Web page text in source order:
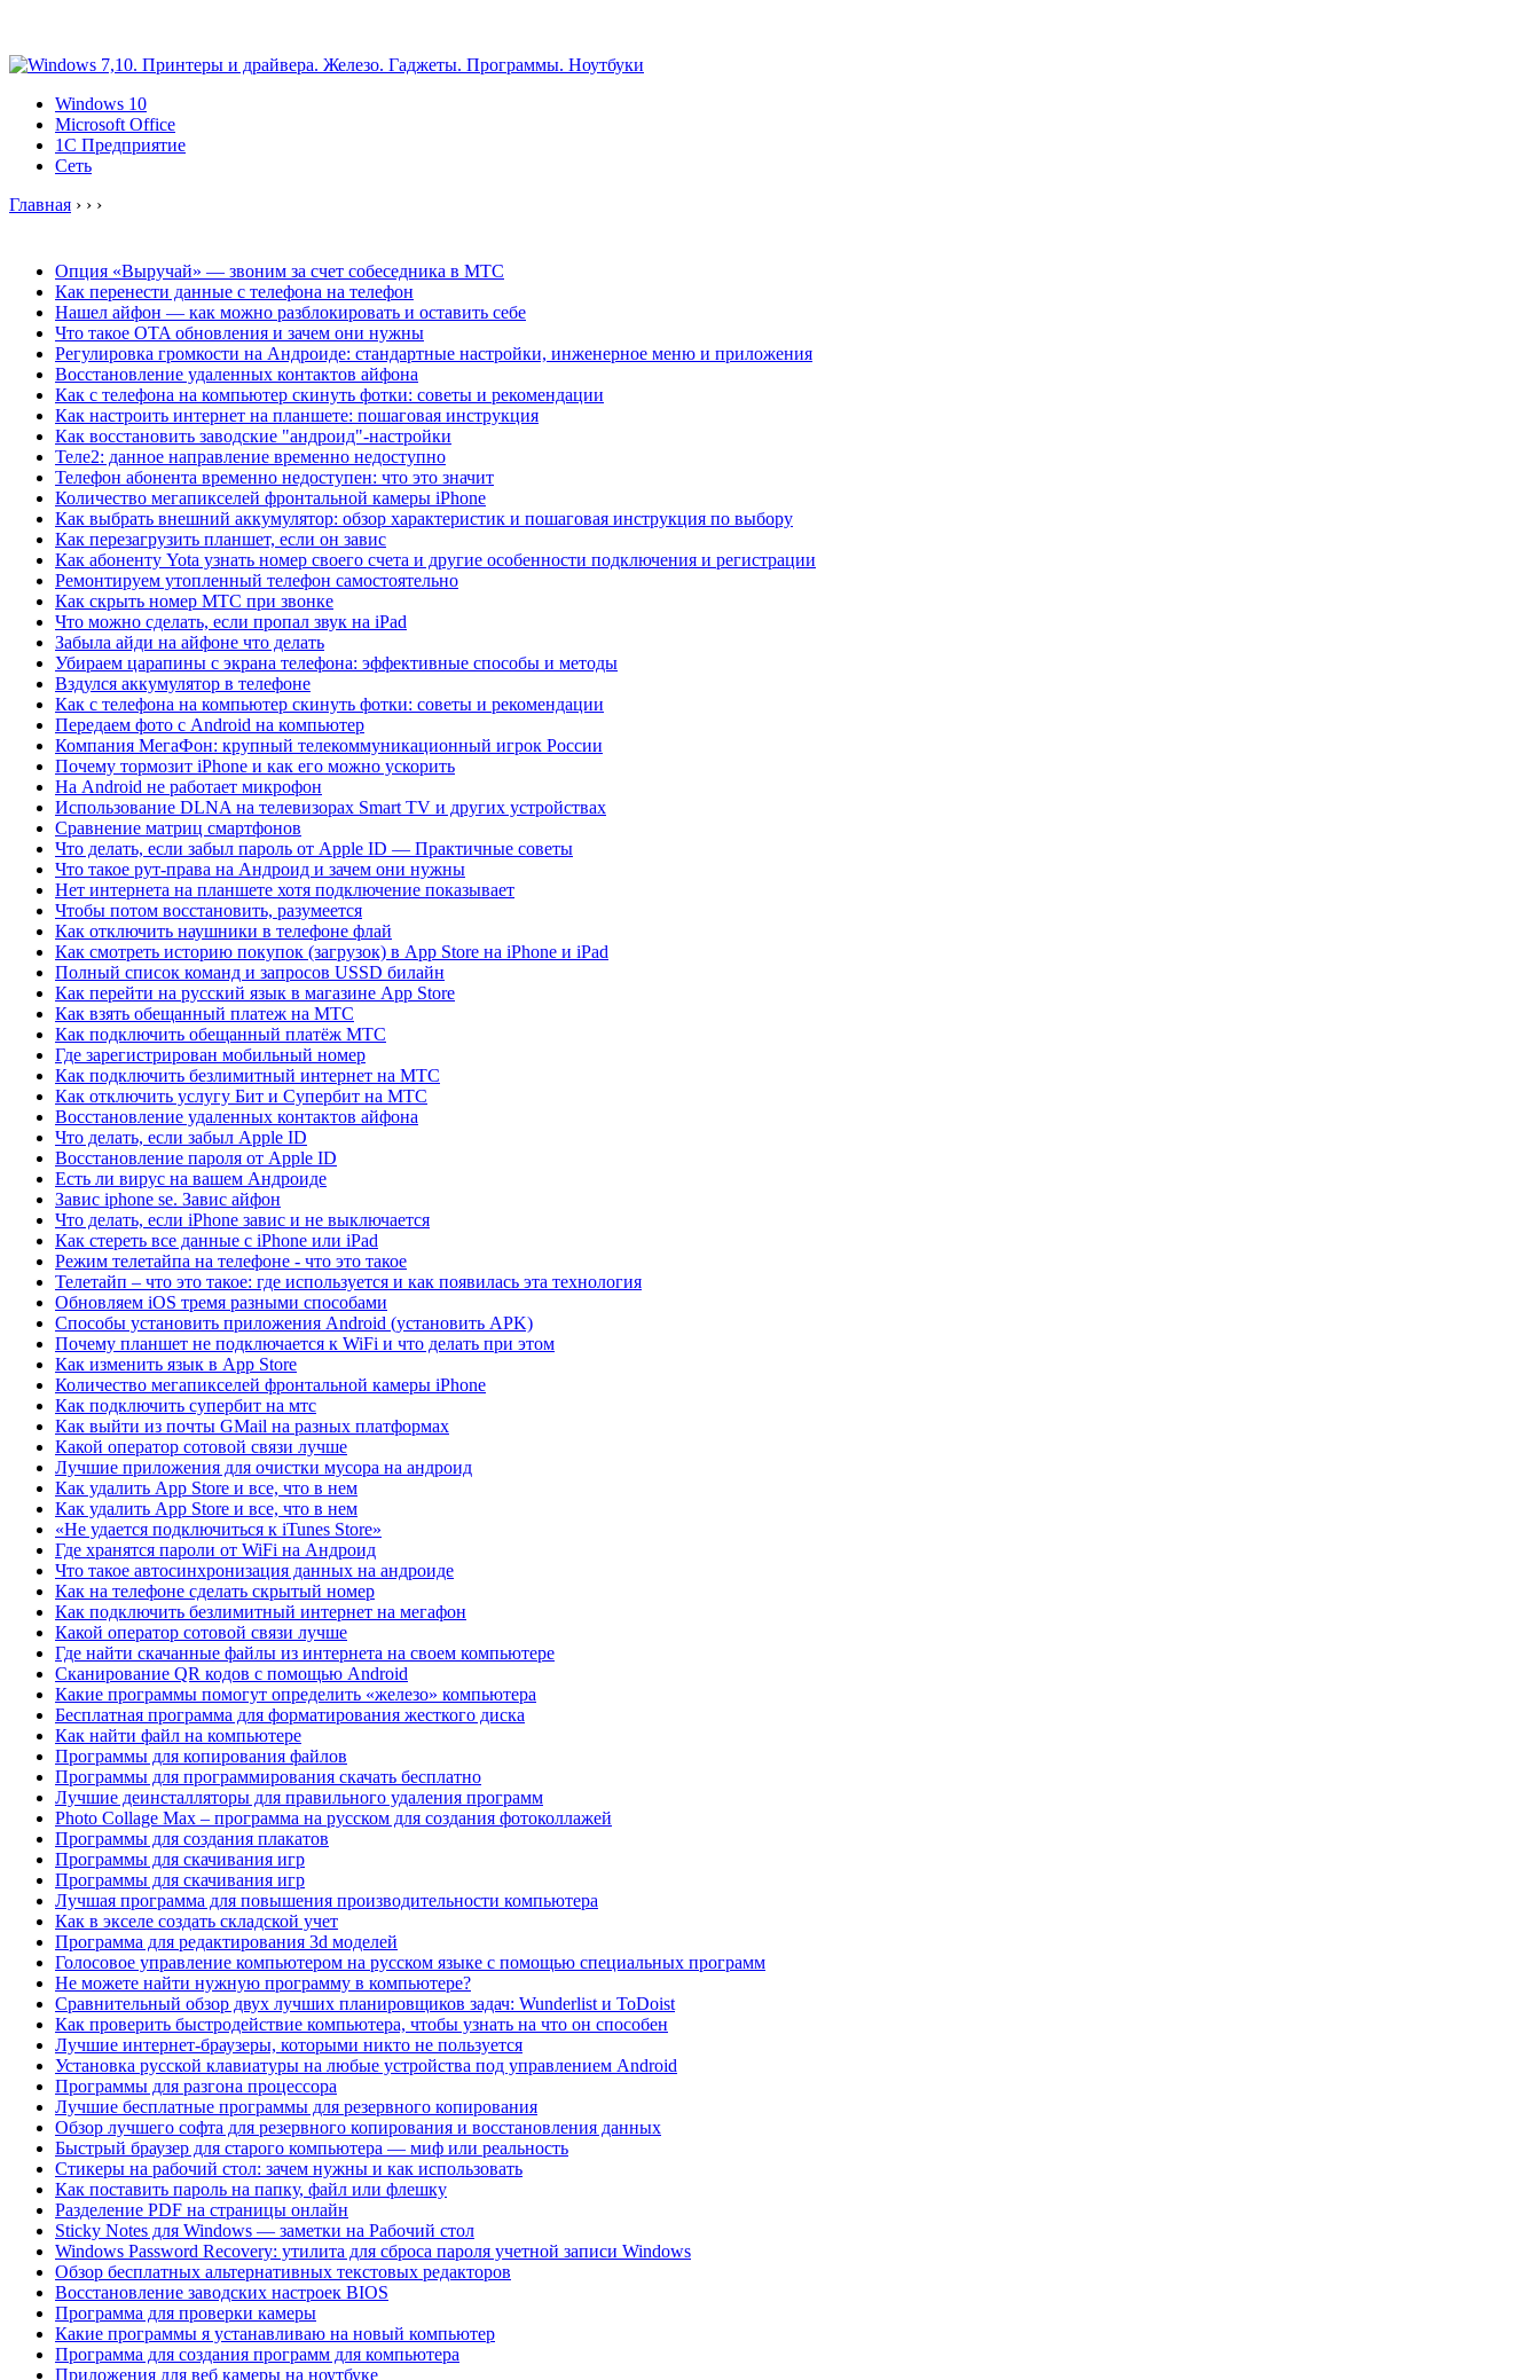
Windows 10
Microsoft Office
1C Предприятие
Сеть
Главная › › ›
Опция «Выручай» — звоним за счет собеседника в МТС
Как перенести данные с телефона на телефон
Нашел айфон — как можно разблокировать и оставить себе
Что такое OTA обновления и зачем они нужны
Регулировка громкости на Андроиде: стандартные настройки, инженерное меню и приложения
Восстановление удаленных контактов айфона
Как с телефона на компьютер скинуть фотки: советы и рекомендации
Как настроить интернет на планшете: пошаговая инструкция
Как восстановить заводские "андроид"-настройки
Теле2: данное направление временно недоступно
Телефон абонента временно недоступен: что это значит
Количество мегапикселей фронтальной камеры iPhone
Как выбрать внешний аккумулятор: обзор характеристик и пошаговая инструкция по выбору
Как перезагрузить планшет, если он завис
Как абоненту Yota узнать номер своего счета и другие особенности подключения и регистрации
Ремонтируем утопленный телефон самостоятельно
Как скрыть номер МТС при звонке
Что можно сделать, если пропал звук на iPad
Забыла айди на айфоне что делать
Убираем царапины с экрана телефона: эффективные способы и методы
Вздулся аккумулятор в телефоне
Как с телефона на компьютер скинуть фотки: советы и рекомендации
Передаем фото с Android на компьютер
Компания МегаФон: крупный телекоммуникационный игрок России
Почему тормозит iPhone и как его можно ускорить
На Android не работает микрофон
Использование DLNA на телевизорах Smart TV и других устройствах
Сравнение матриц смартфонов
Что делать, если забыл пароль от Apple ID — Практичные советы
Что такое рут-права на Андроид и зачем они нужны
Нет интернета на планшете хотя подключение показывает
Чтобы потом восстановить, разумеется
Как отключить наушники в телефоне флай
Как смотреть историю покупок (загрузок) в App Store на iPhone и iPad
Полный список команд и запросов USSD билайн
Как перейти на русский язык в магазине App Store
Как взять обещанный платеж на МТС
Как подключить обещанный платёж МТС
Где зарегистрирован мобильный номер
Как подключить безлимитный интернет на МТС
Как отключить услугу Бит и Супербит на МТС
Восстановление удаленных контактов айфона
Что делать, если забыл Apple ID
Восстановление пароля от Apple ID
Есть ли вирус на вашем Андроиде
Завис iphone se. Завис айфон
Что делать, если iPhone завис и не выключается
Как стереть все данные с iPhone или iPad
Режим телетайпа на телефоне - что это такое
Телетайп – что это такое: где используется и как появилась эта технология
Обновляем iOS тремя разными способами
Способы установить приложения Android (установить APK)
Почему планшет не подключается к WiFi и что делать при этом
Как изменить язык в App Store
Количество мегапикселей фронтальной камеры iPhone
Как подключить супербит на мтс
Как выйти из почты GMail на разных платформах
Какой оператор сотовой связи лучше
Лучшие приложения для очистки мусора на андроид
Как удалить App Store и все, что в нем
Как удалить App Store и все, что в нем
«Не удается подключиться к iTunes Store»
Где хранятся пароли от WiFi на Андроид
Что такое автосинхронизация данных на андроиде
Как на телефоне сделать скрытый номер
Как подключить безлимитный интернет на мегафон
Какой оператор сотовой связи лучше
Где найти скачанные файлы из интернета на своем компьютере
Сканирование QR кодов с помощью Android
Какие программы помогут определить «железо» компьютера
Бесплатная программа для форматирования жесткого диска
Как найти файл на компьютере
Программы для копирования файлов
Программы для программирования скачать бесплатно
Лучшие деинсталляторы для правильного удаления программ
Photo Collage Max – программа на русском для создания фотоколлажей
Программы для создания плакатов
Программы для скачивания игр
Программы для скачивания игр
Лучшая программа для повышения производительности компьютера
Как в экселе создать складской учет
Программа для редактирования 3d моделей
Голосовое управление компьютером на русском языке с помощью специальных программ
Не можете найти нужную программу в компьютере?
Сравнительный обзор двух лучших планировщиков задач: Wunderlist и ToDoist
Как проверить быстродействие компьютера, чтобы узнать на что он способен
Лучшие интернет-браузеры, которыми никто не пользуется
Установка русской клавиатуры на любые устройства под управлением Android
Программы для разгона процессора
Лучшие бесплатные программы для резервного копирования
Обзор лучшего софта для резервного копирования и восстановления данных
Быстрый браузер для старого компьютера — миф или реальность
Стикеры на рабочий стол: зачем нужны и как использовать
Как поставить пароль на папку, файл или флешку
Разделение PDF на страницы онлайн
Sticky Notes для Windows — заметки на Рабочий стол
Windows Password Recovery: утилита для сброса пароля учетной записи Windows
Обзор бесплатных альтернативных текстовых редакторов
Восстановление заводских настроек BIOS
Программа для проверки камеры
Какие программы я устанавливаю на новый компьютер
Программа для создания программ для компьютера
Приложения для веб камеры на ноутбуке